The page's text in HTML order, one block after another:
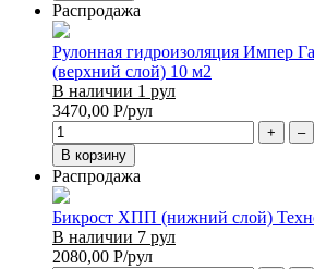
Распродажа
Рулонная гидроизоляция Импер
(верхний слой) 10 м2
В наличии 1 рул
3470,00 Р/рул
+
–
В корзину
Распродажа
Бикрост ХПП (нижний слой)
В наличии 7 рул
2080,00 Р/рул